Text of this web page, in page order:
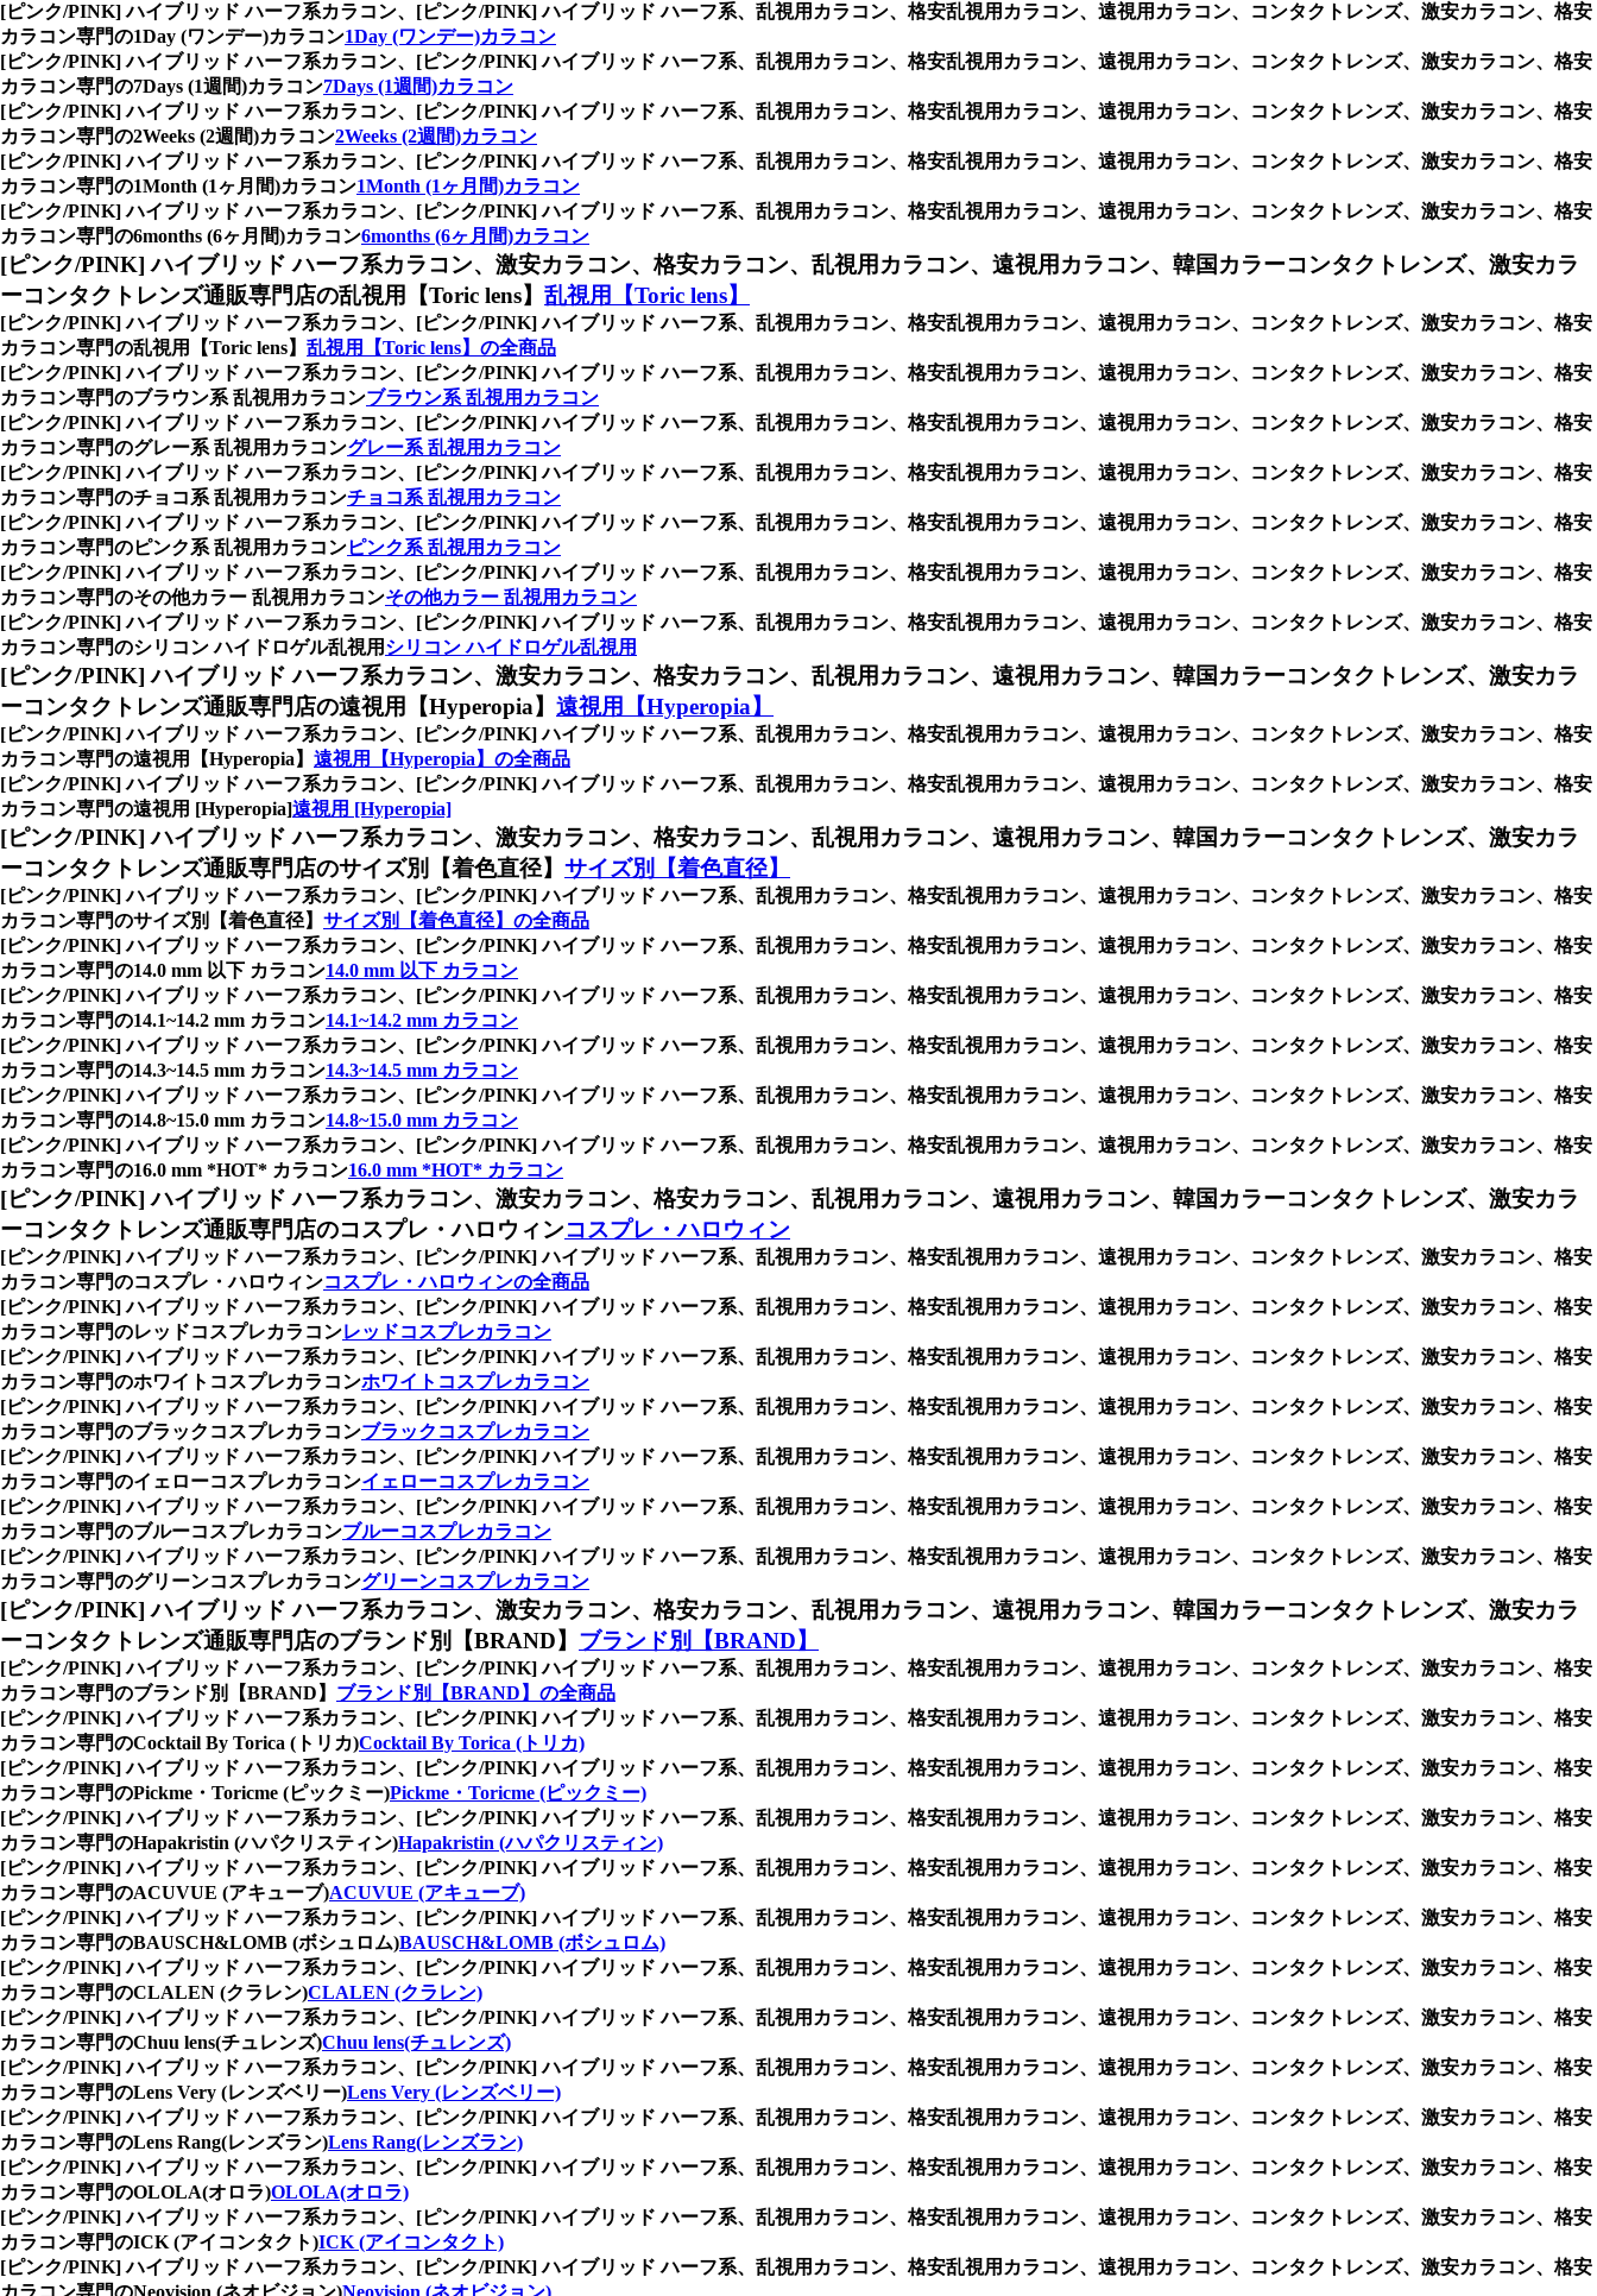
[ピンク/PINK] ハイブリッド ハーフ系カラコン、 [ピンク/PINK] ハイブリッド ハーフ系、乱視用カラコン、格安乱視用カラコン、遠視用カラコン、コンタクトレンズ、激安カラコン、格安
カラコン専門の1Day (ワンデー)カラコン1Day (ワンデー)カラコン
[ピンク/PINK] ハイブリッド ハーフ系カラコン、 [ピンク/PINK] ハイブリッド ハーフ系、乱視用カラコン、格安乱視用カラコン、遠視用カラコン、コンタクトレンズ、激安カラコン、格安
カラコン専門の7Days (1週間)カラコン7Days (1週間)カラコン
[ピンク/PINK] ハイブリッド ハーフ系カラコン、 [ピンク/PINK] ハイブリッド ハーフ系、乱視用カラコン、格安乱視用カラコン、遠視用カラコン、コンタクトレンズ、激安カラコン、格安
カラコン専門の2Weeks (2週間)カラコン2Weeks (2週間)カラコン
[ピンク/PINK] ハイブリッド ハーフ系カラコン、 [ピンク/PINK] ハイブリッド ハーフ系、乱視用カラコン、格安乱視用カラコン、遠視用カラコン、コンタクトレンズ、激安カラコン、格安
カラコン専門の1Month (1ヶ月間)カラコン1Month (1ヶ月間)カラコン
[ピンク/PINK] ハイブリッド ハーフ系カラコン、 [ピンク/PINK] ハイブリッド ハーフ系、乱視用カラコン、格安乱視用カラコン、遠視用カラコン、コンタクトレンズ、激安カラコン、格安
カラコン専門の6months (6ヶ月間)カラコン6months (6ヶ月間)カラコン
[ピンク/PINK] ハイブリッド ハーフ系カラコン、 激安カラコン、格安カラコン、乱視用カラコン、遠視用カラコン、韓国カラーコンタクトレンズ、激安カラ
ーコンタクトレンズ通販専門店の乱視用【Toric lens】 乱視用【Toric lens】
[ピンク/PINK] ハイブリッド ハーフ系カラコン、 [ピンク/PINK] ハイブリッド ハーフ系、乱視用カラコン、格安乱視用カラコン、遠視用カラコン、コンタクトレンズ、激安カラコン、格安
カラコン専門の乱視用【Toric lens】 乱視用【Toric lens】の全商品
[ピンク/PINK] ハイブリッド ハーフ系カラコン、 [ピンク/PINK] ハイブリッド ハーフ系、乱視用カラコン、格安乱視用カラコン、遠視用カラコン、コンタクトレンズ、激安カラコン、格安
カラコン専門のブラウン系 乱視用カラコンブラウン系 乱視用カラコン
[ピンク/PINK] ハイブリッド ハーフ系カラコン、 [ピンク/PINK] ハイブリッド ハーフ系、乱視用カラコン、格安乱視用カラコン、遠視用カラコン、コンタクトレンズ、激安カラコン、格安
カラコン専門のグレー系 乱視用カラコングレー系 乱視用カラコン
[ピンク/PINK] ハイブリッド ハーフ系カラコン、 [ピンク/PINK] ハイブリッド ハーフ系、乱視用カラコン、格安乱視用カラコン、遠視用カラコン、コンタクトレンズ、激安カラコン、格安
カラコン専門のチョコ系 乱視用カラコンチョコ系 乱視用カラコン
[ピンク/PINK] ハイブリッド ハーフ系カラコン、 [ピンク/PINK] ハイブリッド ハーフ系、乱視用カラコン、格安乱視用カラコン、遠視用カラコン、コンタクトレンズ、激安カラコン、格安
カラコン専門のピンク系 乱視用カラコンピンク系 乱視用カラコン
[ピンク/PINK] ハイブリッド ハーフ系カラコン、 [ピンク/PINK] ハイブリッド ハーフ系、乱視用カラコン、格安乱視用カラコン、遠視用カラコン、コンタクトレンズ、激安カラコン、格安
カラコン専門のその他カラー 乱視用カラコンその他カラー 乱視用カラコン
[ピンク/PINK] ハイブリッド ハーフ系カラコン、 [ピンク/PINK] ハイブリッド ハーフ系、乱視用カラコン、格安乱視用カラコン、遠視用カラコン、コンタクトレンズ、激安カラコン、格安
カラコン専門のシリコン ハイドロゲル乱視用 シリコン ハイドロゲル乱視用
[ピンク/PINK] ハイブリッド ハーフ系カラコン、 激安カラコン、格安カラコン、乱視用カラコン、遠視用カラコン、韓国カラーコンタクトレンズ、激安カラ
ーコンタクトレンズ通販専門店の遠視用【Hyperopia】 遠視用【Hyperopia】
[ピンク/PINK] ハイブリッド ハーフ系カラコン、 [ピンク/PINK] ハイブリッド ハーフ系、乱視用カラコン、格安乱視用カラコン、遠視用カラコン、コンタクトレンズ、激安カラコン、格安
カラコン専門の遠視用【Hyperopia】 遠視用【Hyperopia】の全商品
[ピンク/PINK] ハイブリッド ハーフ系カラコン、 [ピンク/PINK] ハイブリッド ハーフ系、乱視用カラコン、格安乱視用カラコン、遠視用カラコン、コンタクトレンズ、激安カラコン、格安
カラコン専門の遠視用 [Hyperopia]遠視用 [Hyperopia]
[ピンク/PINK] ハイブリッド ハーフ系カラコン、 激安カラコン、格安カラコン、乱視用カラコン、遠視用カラコン、韓国カラーコンタクトレンズ、激安カラ
ーコンタクトレンズ通販専門店のサイズ別【着色直径】 サイズ別【着色直径】
[ピンク/PINK] ハイブリッド ハーフ系カラコン、 [ピンク/PINK] ハイブリッド ハーフ系、乱視用カラコン、格安乱視用カラコン、遠視用カラコン、コンタクトレンズ、激安カラコン、格安
カラコン専門のサイズ別【着色直径】 サイズ別【着色直径】の全商品
[ピンク/PINK] ハイブリッド ハーフ系カラコン、 [ピンク/PINK] ハイブリッド ハーフ系、乱視用カラコン、格安乱視用カラコン、遠視用カラコン、コンタクトレンズ、激安カラコン、格安
カラコン専門の14.0 mm 以下 カラコン14.0 mm 以下 カラコン
[ピンク/PINK] ハイブリッド ハーフ系カラコン、 [ピンク/PINK] ハイブリッド ハーフ系、乱視用カラコン、格安乱視用カラコン、遠視用カラコン、コンタクトレンズ、激安カラコン、格安
カラコン専門の14.1~14.2 mm カラコン14.1~14.2 mm カラコン
[ピンク/PINK] ハイブリッド ハーフ系カラコン、 [ピンク/PINK] ハイブリッド ハーフ系、乱視用カラコン、格安乱視用カラコン、遠視用カラコン、コンタクトレンズ、激安カラコン、格安
カラコン専門の14.3~14.5 mm カラコン14.3~14.5 mm カラコン
[ピンク/PINK] ハイブリッド ハーフ系カラコン、 [ピンク/PINK] ハイブリッド ハーフ系、乱視用カラコン、格安乱視用カラコン、遠視用カラコン、コンタクトレンズ、激安カラコン、格安
カラコン専門の14.8~15.0 mm カラコン14.8~15.0 mm カラコン
[ピンク/PINK] ハイブリッド ハーフ系カラコン、 [ピンク/PINK] ハイブリッド ハーフ系、乱視用カラコン、格安乱視用カラコン、遠視用カラコン、コンタクトレンズ、激安カラコン、格安
カラコン専門の16.0 mm *HOT* カラコン16.0 mm *HOT* カラコン
[ピンク/PINK] ハイブリッド ハーフ系カラコン、 激安カラコン、格安カラコン、乱視用カラコン、遠視用カラコン、韓国カラーコンタクトレンズ、激安カラ
ーコンタクトレンズ通販専門店のコスプレ・ハロウィンコスプレ・ハロウィン
[ピンク/PINK] ハイブリッド ハーフ系カラコン、 [ピンク/PINK] ハイブリッド ハーフ系、乱視用カラコン、格安乱視用カラコン、遠視用カラコン、コンタクトレンズ、激安カラコン、格安
カラコン専門のコスプレ・ハロウィンコスプレ・ハロウィンの全商品
[ピンク/PINK] ハイブリッド ハーフ系カラコン、 [ピンク/PINK] ハイブリッド ハーフ系、乱視用カラコン、格安乱視用カラコン、遠視用カラコン、コンタクトレンズ、激安カラコン、格安
カラコン専門のレッドコスプレカラコンレッドコスプレカラコン
[ピンク/PINK] ハイブリッド ハーフ系カラコン、 [ピンク/PINK] ハイブリッド ハーフ系、乱視用カラコン、格安乱視用カラコン、遠視用カラコン、コンタクトレンズ、激安カラコン、格安
カラコン専門のホワイトコスプレカラコンホワイトコスプレカラコン
[ピンク/PINK] ハイブリッド ハーフ系カラコン、 [ピンク/PINK] ハイブリッド ハーフ系、乱視用カラコン、格安乱視用カラコン、遠視用カラコン、コンタクトレンズ、激安カラコン、格安
カラコン専門のブラックコスプレカラコンブラックコスプレカラコン
[ピンク/PINK] ハイブリッド ハーフ系カラコン、 [ピンク/PINK] ハイブリッド ハーフ系、乱視用カラコン、格安乱視用カラコン、遠視用カラコン、コンタクトレンズ、激安カラコン、格安
カラコン専門のイェローコスプレカラコンイェローコスプレカラコン
[ピンク/PINK] ハイブリッド ハーフ系カラコン、 [ピンク/PINK] ハイブリッド ハーフ系、乱視用カラコン、格安乱視用カラコン、遠視用カラコン、コンタクトレンズ、激安カラコン、格安
カラコン専門のブルーコスプレカラコンブルーコスプレカラコン
[ピンク/PINK] ハイブリッド ハーフ系カラコン、 [ピンク/PINK] ハイブリッド ハーフ系、乱視用カラコン、格安乱視用カラコン、遠視用カラコン、コンタクトレンズ、激安カラコン、格安
カラコン専門のグリーンコスプレカラコングリーンコスプレカラコン
[ピンク/PINK] ハイブリッド ハーフ系カラコン、 激安カラコン、格安カラコン、乱視用カラコン、遠視用カラコン、韓国カラーコンタクトレンズ、激安カラ
ーコンタクトレンズ通販専門店のブランド別【BRAND】 ブランド別【BRAND】
[ピンク/PINK] ハイブリッド ハーフ系カラコン、 [ピンク/PINK] ハイブリッド ハーフ系、乱視用カラコン、格安乱視用カラコン、遠視用カラコン、コンタクトレンズ、激安カラコン、格安
カラコン専門のブランド別【BRAND】 ブランド別【BRAND】の全商品
[ピンク/PINK] ハイブリッド ハーフ系カラコン、 [ピンク/PINK] ハイブリッド ハーフ系、乱視用カラコン、格安乱視用カラコン、遠視用カラコン、コンタクトレンズ、激安カラコン、格安
カラコン専門のCocktail By Torica (トリカ)Cocktail By Torica (トリカ)
[ピンク/PINK] ハイブリッド ハーフ系カラコン、 [ピンク/PINK] ハイブリッド ハーフ系、乱視用カラコン、格安乱視用カラコン、遠視用カラコン、コンタクトレンズ、激安カラコン、格安
カラコン専門のPickme・Toricme (ピックミー)Pickme・Toricme (ピックミー)
[ピンク/PINK] ハイブリッド ハーフ系カラコン、 [ピンク/PINK] ハイブリッド ハーフ系、乱視用カラコン、格安乱視用カラコン、遠視用カラコン、コンタクトレンズ、激安カラコン、格安
カラコン専門のHapakristin (ハパクリスティン)Hapakristin (ハパクリスティン)
[ピンク/PINK] ハイブリッド ハーフ系カラコン、 [ピンク/PINK] ハイブリッド ハーフ系、乱視用カラコン、格安乱視用カラコン、遠視用カラコン、コンタクトレンズ、激安カラコン、格安
カラコン専門のACUVUE (アキューブ)ACUVUE (アキューブ)
[ピンク/PINK] ハイブリッド ハーフ系カラコン、 [ピンク/PINK] ハイブリッド ハーフ系、乱視用カラコン、格安乱視用カラコン、遠視用カラコン、コンタクトレンズ、激安カラコン、格安
カラコン専門のBAUSCH&LOMB (ボシュロム)BAUSCH&LOMB (ボシュロム)
[ピンク/PINK] ハイブリッド ハーフ系カラコン、 [ピンク/PINK] ハイブリッド ハーフ系、乱視用カラコン、格安乱視用カラコン、遠視用カラコン、コンタクトレンズ、激安カラコン、格安
カラコン専門のCLALEN (クラレン)CLALEN (クラレン)
[ピンク/PINK] ハイブリッド ハーフ系カラコン、 [ピンク/PINK] ハイブリッド ハーフ系、乱視用カラコン、格安乱視用カラコン、遠視用カラコン、コンタクトレンズ、激安カラコン、格安
カラコン専門のChuu lens(チュレンズ)Chuu lens(チュレンズ)
[ピンク/PINK] ハイブリッド ハーフ系カラコン、 [ピンク/PINK] ハイブリッド ハーフ系、乱視用カラコン、格安乱視用カラコン、遠視用カラコン、コンタクトレンズ、激安カラコン、格安
カラコン専門のLens Very (レンズベリー)Lens Very (レンズベリー)
[ピンク/PINK] ハイブリッド ハーフ系カラコン、 [ピンク/PINK] ハイブリッド ハーフ系、乱視用カラコン、格安乱視用カラコン、遠視用カラコン、コンタクトレンズ、激安カラコン、格安
カラコン専門のLens Rang(レンズラン)Lens Rang(レンズラン)
[ピンク/PINK] ハイブリッド ハーフ系カラコン、 [ピンク/PINK] ハイブリッド ハーフ系、乱視用カラコン、格安乱視用カラコン、遠視用カラコン、コンタクトレンズ、激安カラコン、格安
カラコン専門のOLOLA(オロラ)OLOLA(オロラ)
[ピンク/PINK] ハイブリッド ハーフ系カラコン、 [ピンク/PINK] ハイブリッド ハーフ系、乱視用カラコン、格安乱視用カラコン、遠視用カラコン、コンタクトレンズ、激安カラコン、格安
カラコン専門のICK (アイコンタクト)ICK (アイコンタクト)
[ピンク/PINK] ハイブリッド ハーフ系カラコン、 [ピンク/PINK] ハイブリッド ハーフ系、乱視用カラコン、格安乱視用カラコン、遠視用カラコン、コンタクトレンズ、激安カラコン、格安
カラコン専門のNeovision (ネオビジョン)Neovision (ネオビジョン)